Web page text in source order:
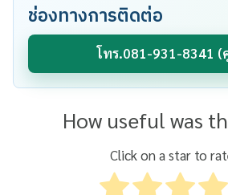
ช่องทางการติดต่อ
โทร.081-931-8341
How useful was
Click on a star to